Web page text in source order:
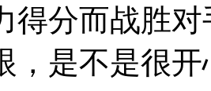
得分而战胜
，是不是很